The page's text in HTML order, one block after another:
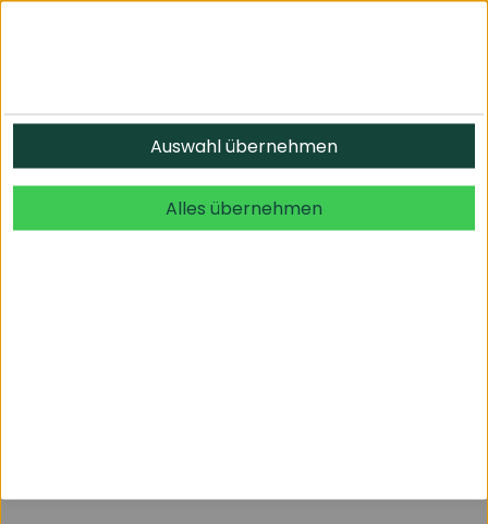
© 2026 undefined. alle Rechte vorbehalten.
Auswahl übernehmen
Alles übernehmen